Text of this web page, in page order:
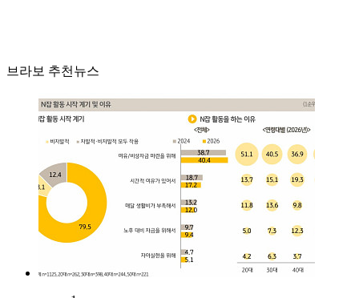
브라보 추천뉴스